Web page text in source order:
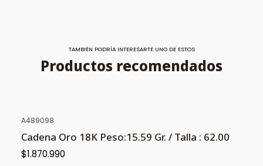
TAMBIÉN PODRÍA INTERESARTE UNO DE ESTOS
Productos recomendados
A489098
Cadena Oro 18K Peso:15.59 Gr. / Talla : 62.00
$1.870.990